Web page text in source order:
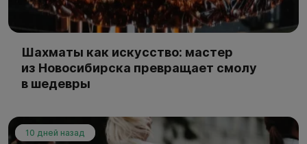
Шахматы как искусство: мастер
из Новосибирска превращает смолу
в шедевры
10 дней назад